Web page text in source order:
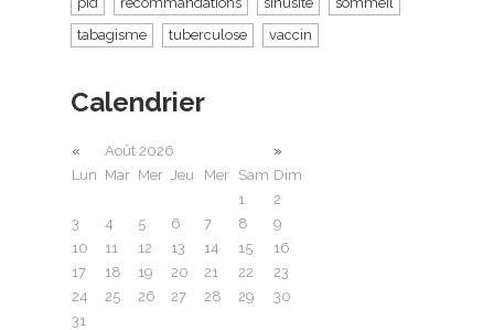
tabagisme
tuberculose vaccin
Calendrier
« Août 2026
»
Lun Mar Mer Jeu Mer Sam Dim
1
2
3
4 5 6 7 8
9
10
11 12 13 14 15
16
17
18 19 20 21 22
23
24
25 26 27 28 29
30
31